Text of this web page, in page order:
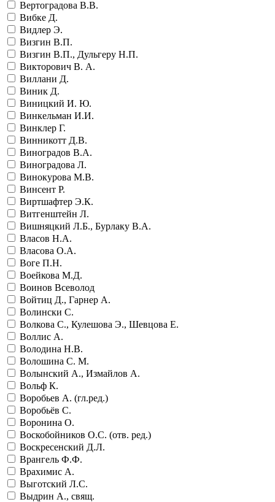
Вертоградова В.В.
Вибке Д.
Видлер Э.
Визгин В.П.
Визгин В.П., Дульгеру Н.П.
Викторович В. А.
Виллани Д.
Виник Д.
Виницкий И. Ю.
Винкельман И.И.
Винклер Г.
Винникотт Д.В.
Виноградов В.А.
Виноградова Л.
Винокурова М.В.
Винсент Р.
Виртшафтер Э.К.
Витгенштейн Л.
Вишняцкий Л.Б., Бурлаку В.А.
Власов Н.А.
Власова О.А.
Воге П.Н.
Воейкова М.Д.
Воинов Всеволод
Войтиц Д., Гарнер А.
Волински С.
Волкова С., Кулешова Э., Шевцова Е.
Воллис А.
Володина Н.В.
Волошина С. М.
Волынский А., Измайлов А.
Вольф К.
Воробьев А. (гл.ред.)
Воробьёв С.
Воронина О.
Воскобойников О.С. (отв. ред.)
Воскресенский Д.Л.
Врангель Ф.Ф.
Врахимис А.
Выготский Л.С.
Выдрин А., свящ.